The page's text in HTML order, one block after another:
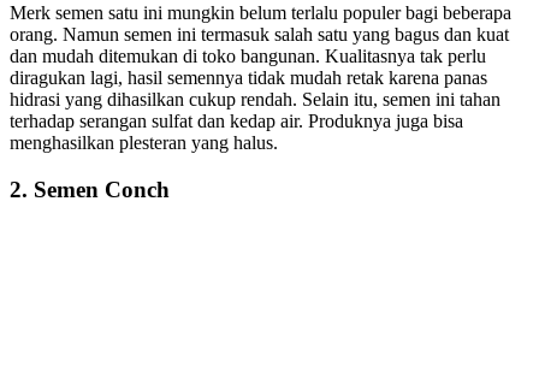
Merk semen satu ini mungkin belum terlalu populer bagi beberapa
orang. Namun semen ini termasuk salah satu yang bagus dan kuat
dan mudah ditemukan di toko bangunan. Kualitasnya tak perlu
diragukan lagi, hasil semennya tidak mudah retak karena panas
hidrasi yang dihasilkan cukup rendah. Selain itu, semen ini tahan
terhadap serangan sulfat dan kedap air. Produknya juga bisa
menghasilkan plesteran yang halus.
2. Semen Conch